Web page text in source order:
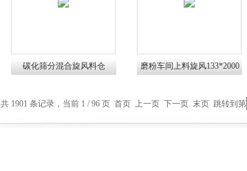
碳化筛分混合旋风料仓
磨粉车间上料旋风133*2000
共 1901 条记录，当前 1 / 96 页 首页 上一页 下一页 末页 跳转到第